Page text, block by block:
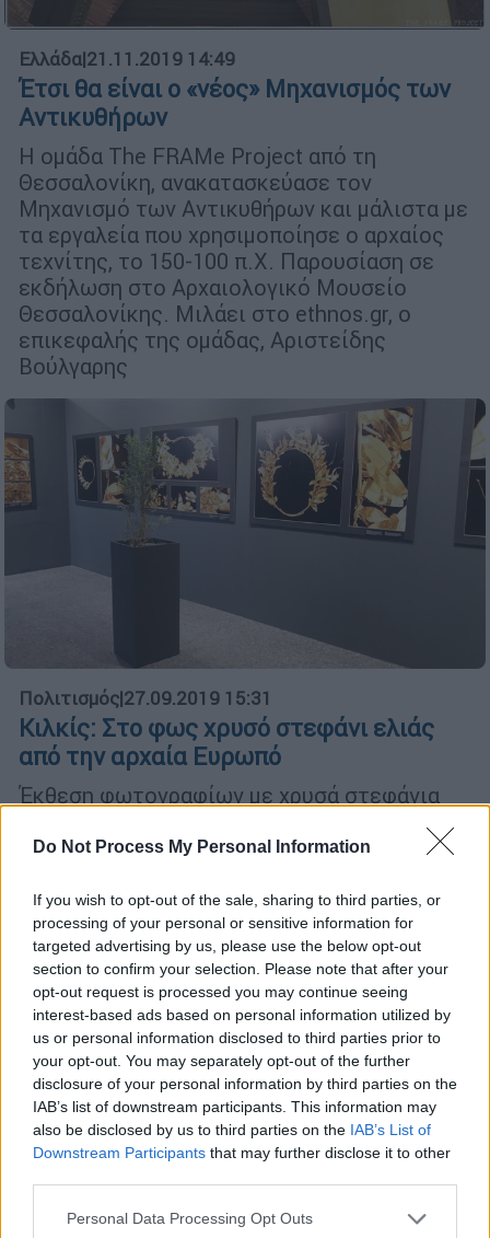
Do Not Process My Personal Information
If you wish to opt-out of the sale, sharing to third parties, or
processing of your personal or sensitive information for
targeted advertising by us, please use the below opt-out
section to confirm your selection. Please note that after your
opt-out request is processed you may continue seeing
interest-based ads based on personal information utilized by
us or personal information disclosed to third parties prior to
your opt-out. You may separately opt-out of the further
disclosure of your personal information by third parties on the
IAB’s list of downstream participants. This information may
also be disclosed by us to third parties on the IAB’s List of
Downstream Participants that may further disclose it to other
Please note that this website/app uses one or more Google
Personal Data Processing Opt Outs
Ελλάδα|21.11.2019 14:49
Έτσι θα είναι ο «νέος» Μηχανισμός των
Αντικυθήρων
Η ομάδα The FRAMe Project από τη
Θεσσαλονίκη, ανακατασκεύασε τον
Μηχανισμό των Αντικυθήρων και μάλιστα με
τα εργαλεία που χρησιμοποίησε ο αρχαίος
τεχνίτης, το 150-100 π.Χ. Παρουσίαση σε
εκδήλωση στο Αρχαιολογικό Μουσείο
Θεσσαλονίκης. Μιλάει στο ethnos.gr, ο
επικεφαλής της ομάδας, Αριστείδης
Βούλγαρης
Πολιτισμός|27.09.2019 15:31
Κιλκίς: Στο φως χρυσό στεφάνι ελιάς
από την αρχαία Ευρωπό
Έκθεση φωτογραφίων με χρυσά στεφάνια
Μουσείο Κιλκίς. Ανάμεσά τους για πρώτη
αρχαία Ευρωπό
Πολιτισμός|16.07.2019 14:23